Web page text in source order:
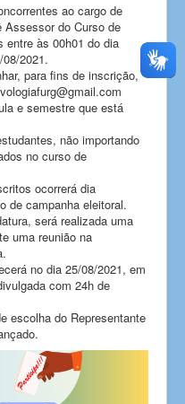
ao cargo de
Assessor do Curso de
entre às 00h01 do dia
2021.
para fins de inscrição,
e semestre que está
não importando
no curso de
ocorrerá dia
de campanha eleitoral.
será realizada uma
uma reunião na
no dia 25/08/2021, em
com 24h de
escolha do Representante